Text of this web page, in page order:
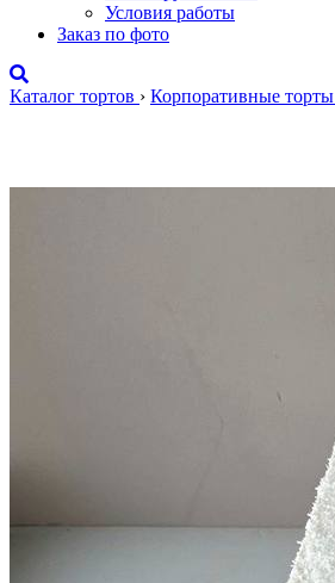
Условия работы
Заказ по фото
Каталог тортов › Корпоративные торты